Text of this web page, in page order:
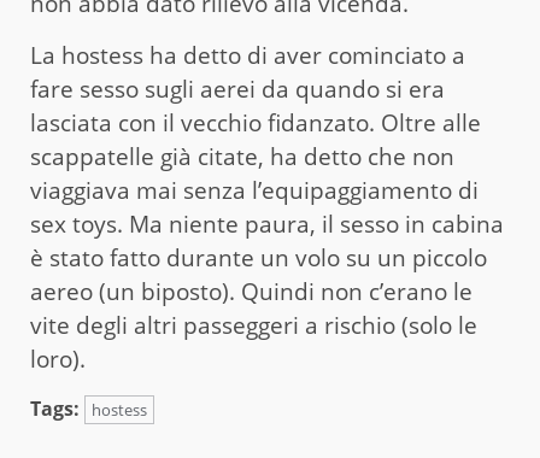
La hostess ha detto di aver cominciato a
fare sesso sugli aerei da quando si era
lasciata con il vecchio fidanzato. Oltre alle
scappatelle già citate, ha detto che non
viaggiava mai senza l’equipaggiamento di
sex toys. Ma niente paura, il sesso in cabina
è stato fatto durante un volo su un piccolo
aereo (un biposto). Quindi non c’erano le
vite degli altri passeggeri a rischio (solo le
loro).
Tags: hostess